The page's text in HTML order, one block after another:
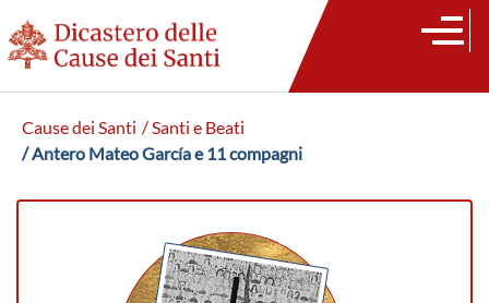
Cause dei Santi / Santi e Beati
/ Antero Mateo García e 11 compagni